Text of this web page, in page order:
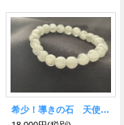
希少！導きの石 天使の羽入り☆強力なヒーリングストーン！エンジェルフェザーインフローライト8mm A